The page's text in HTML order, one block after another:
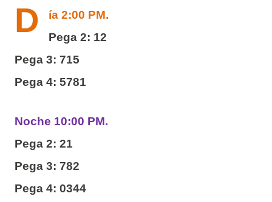
D
ía 2:00 PM.
Pega 2: 12
Pega 3: 715
Pega 4: 5781
Noche 10:00 PM.
Pega 2: 21
Pega 3: 782
Pega 4: 0344